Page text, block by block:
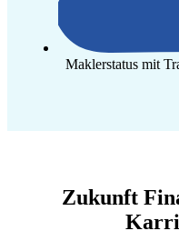
Maklerstatus mit
Zukunft